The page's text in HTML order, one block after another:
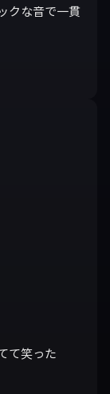
クな音で一貫
て笑った